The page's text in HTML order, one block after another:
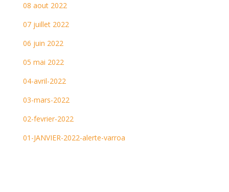
08 aout 2022
07 juillet 2022
06 juin 2022
05 mai 2022
04-avril-2022
03-mars-2022
02-fevrier-2022
01-JANVIER-2022-alerte-varroa